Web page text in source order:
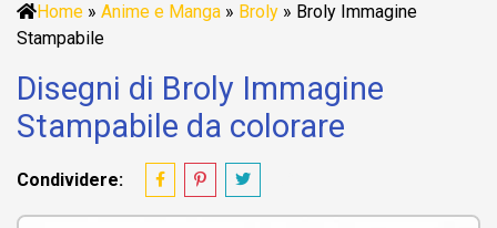
Home » Anime e Manga » Broly » Broly Immagine
Stampabile
Disegni di Broly Immagine
Stampabile da colorare
Condividere: